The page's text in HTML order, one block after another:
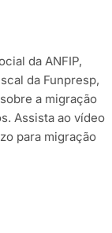
da ANFIP,
da Funpresp,
a migração
Assista ao vídeo
para migração